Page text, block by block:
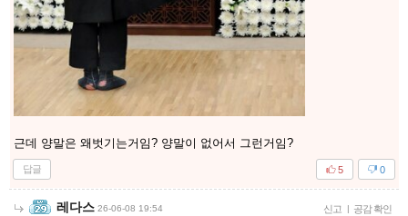
근데 양말은 왜벗기는거임? 양말이 없어서 그런거임?
답글 0
5
레다스 26-06-08 19:54 신고 | 공감 확인